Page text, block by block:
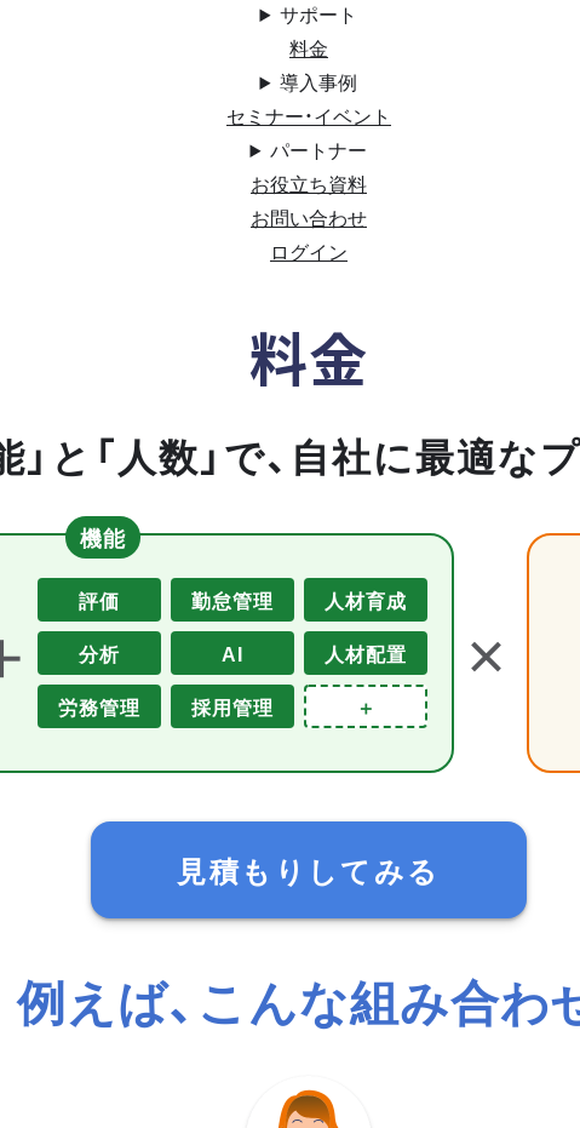
サポート
料金
導入事例
セミナー・イベント
パートナー
お役立ち資料
お問い合わせ
ログイン
料金
」と「人数」で、自社に最適な
機能
評価 勤怠管理
人材育成
分析
AI
人材配置
労務管理
採用管理 ＋ ＋
見積もりしてみる
例えば、こんな組み合わ